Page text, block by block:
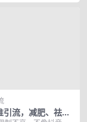
引流，减肥、祛